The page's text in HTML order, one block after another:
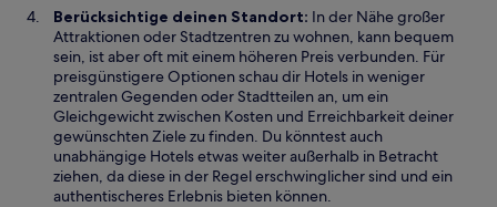
Berücksichtige deinen Standort: In der Nähe großer
Attraktionen oder Stadtzentren zu wohnen, kann bequem
sein, ist aber oft mit einem höheren Preis verbunden. Für
preisgünstigere Optionen schau dir Hotels in weniger
zentralen Gegenden oder Stadtteilen an, um ein
Gleichgewicht zwischen Kosten und Erreichbarkeit deiner
gewünschten Ziele zu finden. Du könntest auch
unabhängige Hotels etwas weiter außerhalb in Betracht
ziehen, da diese in der Regel erschwinglicher sind und ein
authentischeres Erlebnis bieten können.